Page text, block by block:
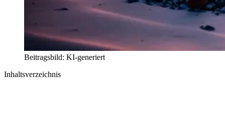
Beitragsbild: KI-generiert
Inhaltsverzeichnis